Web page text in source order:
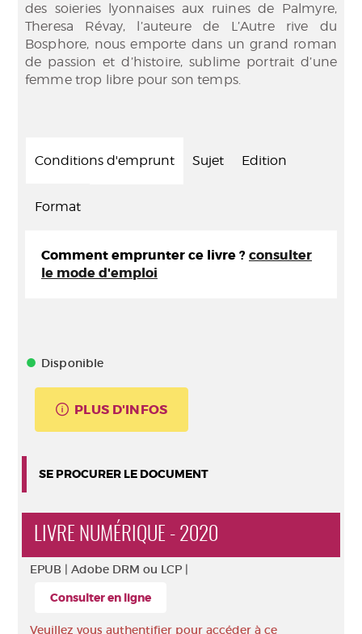
des soieries lyonnaises aux ruines de Palmyre,
Theresa Révay, l’auteure de L’Autre rive du
Bosphore, nous emporte dans un grand roman
de passion et d’histoire, sublime portrait d’une
femme trop libre pour son temps.
Conditions d'emprunt Sujet Edition
Format
Comment emprunter ce livre ? consulter
le mode d'emploi
Disponible
PLUS D'INFOS
SE PROCURER LE DOCUMENT
LIVRE NUMÉRIQUE - 2020
EPUB | Adobe DRM ou LCP |
Consulter en ligne
Veuillez vous authentifier pour accéder à ce